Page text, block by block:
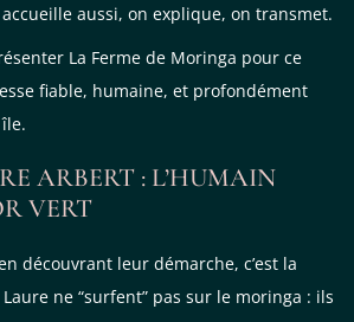
aussi, on explique, on transmet.
La Ferme de Moringa pour ce
fiable, humaine, et profondément
ARBERT : L’HUMAIN
VERT
découvrant leur démarche, c’est la
ne “surfent” pas sur le moringa : ils